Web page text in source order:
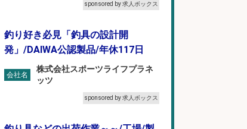
sponsored by 求人ボックス
釣り好き必見「釣具の設計開
発」/DAIWA公認製品/年休117日
会社名
株式会社スポーツライフプラネ
ッツ
sponsored by 求人ボックス